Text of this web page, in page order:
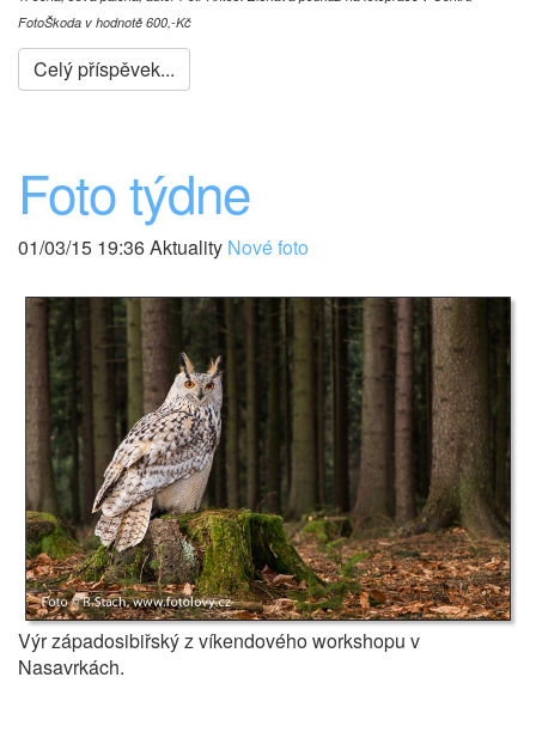
FotoŠkoda v hodnotě 600,-Kč
Celý příspěvek...
Foto týdne
01/03/15 19:36 Aktuality Nové foto
Výr západosibiřský z víkendového workshopu v
Nasavrkách.